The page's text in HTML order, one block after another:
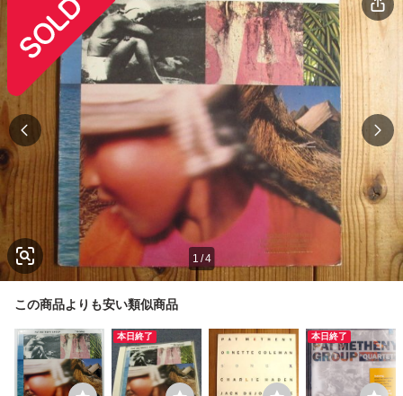
1 /4
この商品よりも安い類似商品
本日終了 本日終了